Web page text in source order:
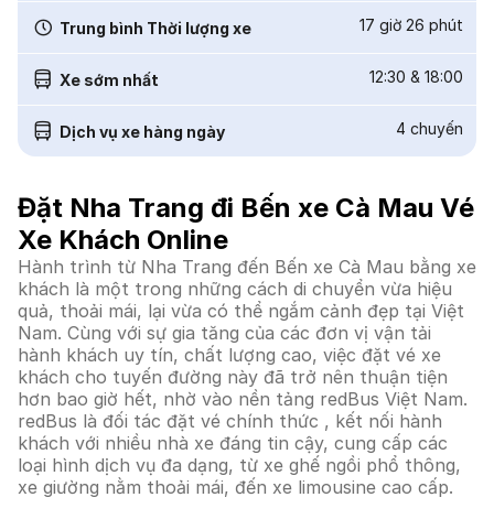
Trung bình Thời lượng xe 17 giờ 26 phút
Xe sớm nhất 12:30 & 18:00
Dịch vụ xe hàng ngày 4 chuyến
Đặt Nha Trang đi Bến xe Cà Mau Vé
Xe Khách Online
Hành trình từ Nha Trang đến Bến xe Cà Mau bằng xe
khách là một trong những cách di chuyển vừa hiệu
quả, thoải mái, lại vừa có thể ngắm cảnh đẹp tại Việt
Nam. Cùng với sự gia tăng của các đơn vị vận tải
hành khách uy tín, chất lượng cao, việc đặt vé xe
khách cho tuyến đường này đã trở nên thuận tiện
hơn bao giờ hết, nhờ vào nền tảng redBus Việt Nam.
redBus là đối tác đặt vé chính thức , kết nối hành
khách với nhiều nhà xe đáng tin cậy, cung cấp các
loại hình dịch vụ đa dạng, từ xe ghế ngồi phổ thông,
xe giường nằm thoải mái, đến xe limousine cao cấp.